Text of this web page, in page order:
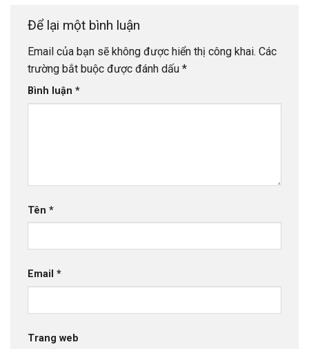
Để lại một bình luận
Email của bạn sẽ không được hiển thị công khai. Các
trường bắt buộc được đánh dấu *
Bình luận *
Tên *
Email *
Trang web